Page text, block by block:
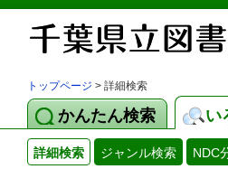
トップページ > 詳細検索
かんたん検索 い
詳細検索 ジャンル検索 NDC